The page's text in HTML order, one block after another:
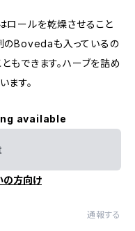
ロールを乾燥させること
のBovedaも入っているの
もできます。ハーブを詰め
ます。
available
の方向け
通報する